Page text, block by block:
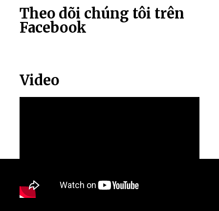
Theo dõi chúng tôi trên
Facebook
Video